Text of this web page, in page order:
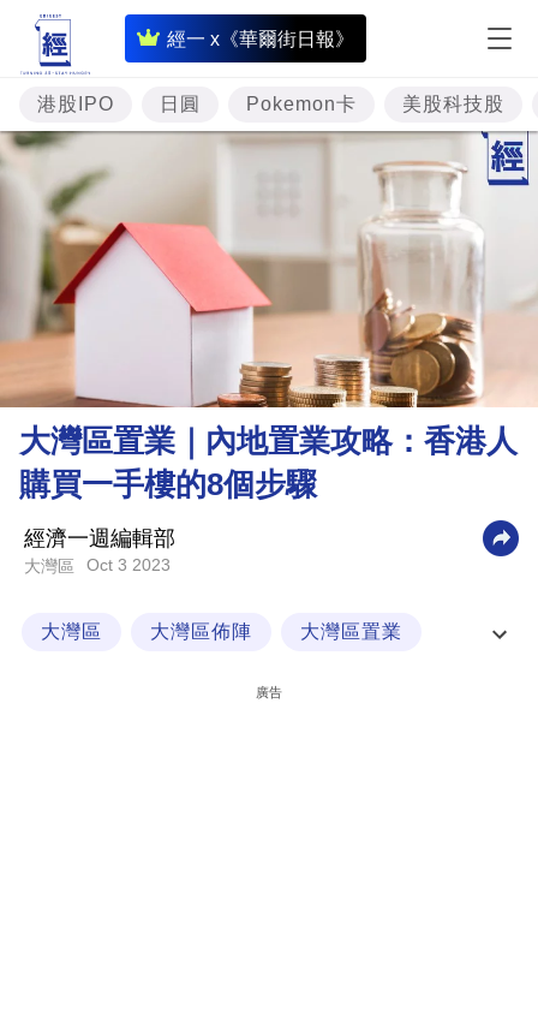
經一 x《華爾街日報》
即
時
財
經
投
資
理
財
商
業
科
港股IPO 日圓 Pokemon卡 美股科技股
大灣區置業｜內地置業攻略：香港人
購買一手樓的8個步驟
經濟一週編輯部
大灣區 Oct 3 2023
大灣區 大灣區佈陣 大灣區置業
廣告